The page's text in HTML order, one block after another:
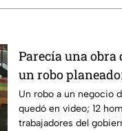
Parecía una obra
un robo
negocio de
Un robo a un negocio
quedó en video; 12
trabajadores del